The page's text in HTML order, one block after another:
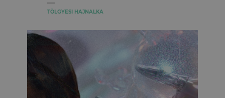
TÖLGYESI HAJNALKA